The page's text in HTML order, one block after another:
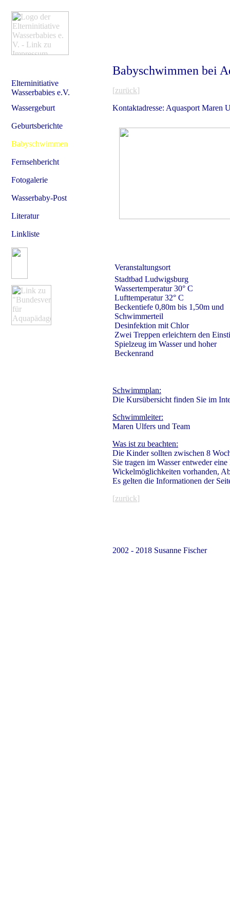
Elterninitiative
Wasserbabies e.V.
Wassergeburt
Geburtsberichte
Babyschwimmen
Fernsehbericht
Fotogalerie
Wasserbaby-Post
Literatur
Linkliste
Babyschwimmen bei
[zurück]
Kontaktadresse: Aquasport Maren
Veranstaltungsort
Stadtbad Ludwigsburg
Wassertemperatur 30° C
Lufttemperatur 32° C
Beckentiefe 0,80m bis 1,50m und
Schwimmerteil
Desinfektion mit Chlor
Zwei Treppen erleichtern den
Spielzeug im Wasser und hoher
Beckenrand
Schwimmplan:
Die Kursübersicht finden Sie im
Schwimmleiter:
Maren Ulfers und Team
Was ist zu beachten:
Die Kinder sollten zwischen 8
Sie tragen im Wasser entweder
Wickelmöglichkeiten vorhanden,
Es gelten die Informationen der
[zurück]
2002 - 2018 Susanne Fischer